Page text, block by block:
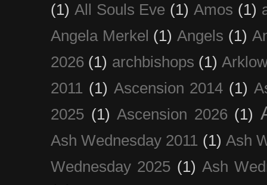
(1) All Souls Eve (1) Amos (1)
Angela Merkel (1) Angels (1)
2026 (1) archbishops (1)
2011 (1) Ascension 2014 (1)
2025 (1) Ascension 2026 (1)
Ash Wednesday 2011 (1) Ash
Wednesday 2025 (1) Ash